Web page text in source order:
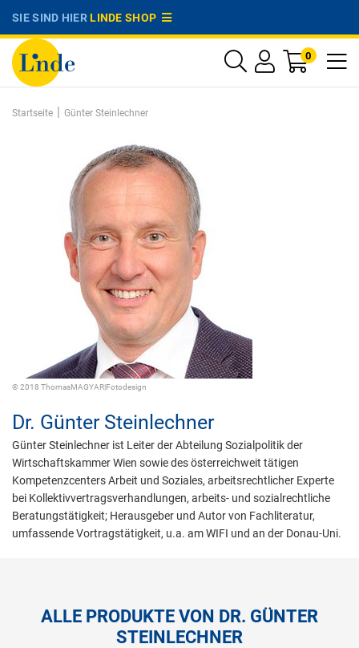
SIE SIND HIERLINDE SHOP
0
Startseite | Günter Steinlechner
© 2018 ThomasMAGYAR|Fotodesign
Dr. Günter Steinlechner
Günter Steinlechner ist Leiter der Abteilung Sozialpolitik der
Wirtschaftskammer Wien sowie des österreichweit tätigen
Kompetenzcenters Arbeit und Soziales, arbeitsrechtlicher Experte
bei Kollektivvertragsverhandlungen, arbeits- und sozialrechtliche
Beratungstätigkeit; Herausgeber und Autor von Fachliteratur,
umfassende Vortragstätigkeit, u.a. am WIFI und an der Donau-Uni.
ALLE PRODUKTE VON DR. GÜNTER
STEINLECHNER